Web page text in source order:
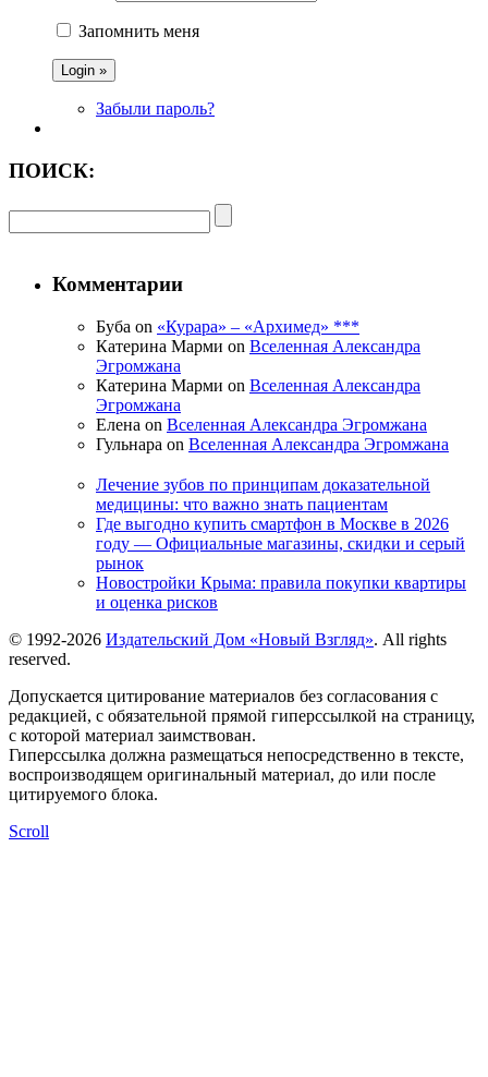
Запомнить меня
Забыли пароль?
ПОИСК:
Комментарии
Буба on «Курара» – «Архимед» ***
Катерина Марми on Вселенная Александра
Эгромжана
Катерина Марми on Вселенная Александра
Эгромжана
Елена on Вселенная Александра Эгромжана
Гульнара on Вселенная Александра Эгромжана
Лечение зубов по принципам доказательной
медицины: что важно знать пациентам
Где выгодно купить смартфон в Москве в 2026
году — Официальные магазины, скидки и серый
рынок
Новостройки Крыма: правила покупки квартиры
и оценка рисков
© 1992-2026 Издательский Дом «Новый Взгляд». All rights
reserved.
Допускается цитирование материалов без согласования с
редакцией, с обязательной прямой гиперссылкой на страницу,
с которой материал заимствован.
Гиперссылка должна размещаться непосредственно в тексте,
воспроизводящем оригинальный материал, до или после
цитируемого блока.
Scroll